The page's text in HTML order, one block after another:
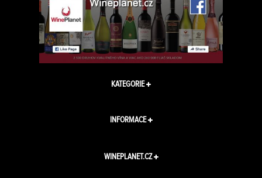
KATEGORIE
INFORMACE
WINEPLANET.CZ